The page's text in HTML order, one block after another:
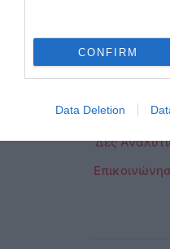
CONFIRM
Data Deletion
Παροχή υπηρεσιών
Δες